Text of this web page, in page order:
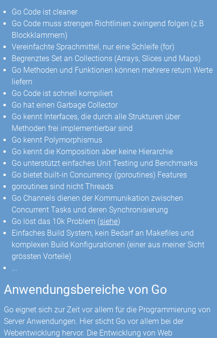
Go Code ist cleaner
Go Code muss strengen Richtlinien zwingend folgen (z.B
Blockklammern)
Vereinfachte Sprachmittel, nur eine Schleife (for)
Begrenztes Set an Collections (Arrays, Slices und Maps)
Go Methoden und Funktionen können mehrere return Werte
liefern
Go Code ist schnell kompiliert
Go hat einen Garbage Collector
Go kennt Interfaces, die durch alle Strukturen über
Methoden frei implementierbar sind
Go kennt Polymorphismus
Go kennt die Komposition aber keine Hierarchie
Go unterstützt einfaches Unit Testing und Benchmarks
Go bietet built-in Concurrency (goroutines) Features
goroutines sind nicht Threads
Go Channels dienen der Kommunikation zwischen
Concurrent Tasks und deren Synchronisierung
Go löst das 10k Problem (siehe)
Einfaches Build System, kein Bedarf an Makefiles und
komplexen Build Konfigurationen (einer aus meiner Sicht
grössten Vorteile)
...
Anwendungsbereiche von Go
Go eignet sich zur Zeit vor allem für die Programmierung von
Server Anwendungen. Hier sticht Go vor allem bei der
Webentwicklung hervor. Die Entwicklung von Web